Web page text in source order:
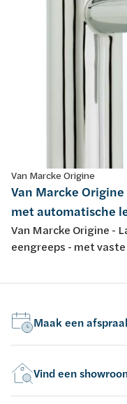
Van Marcke Origine
Van Marcke
met automatische
Van Marcke Origine -
eengreeps - met
Maak een
Vind een